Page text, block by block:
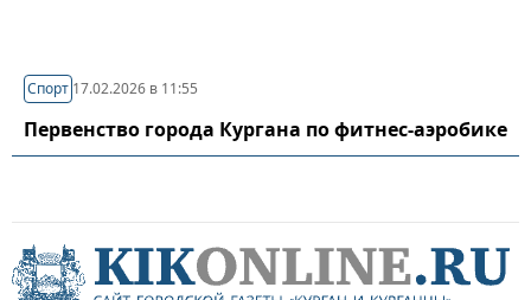
Спорт 17.02.2026 в 11:55
Первенство города Кургана по фитнес-аэробике